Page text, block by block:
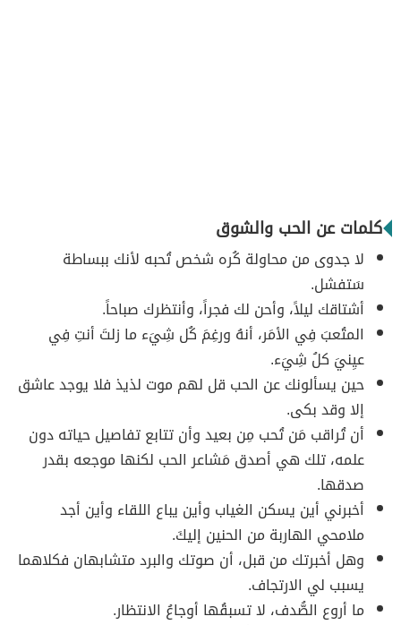
كلمات عن الحب والشوق
‏لا جدوى من محاولة كُره شخص تُحبه لأنك ببساطة
سَتفشل.
أشتاقك ليلاً، وأحن لك فجراً، وأنتظرك صباحاً.
المتُعبَ فِي الأمَر، أنهُ ورغِمَ كُل شِيَء ما زلتَ أنتِ فِي
عيِنيَ كلُ شِيَء.
حين يسألونك عن الحب قل لهم موت لذيذ فلا يوجد عاشق
إلا وقد بكى.
أن تُراقب مَن تُحب مِن بعيد وأن تتابع تفاصيل حياته دون
علمه، تلك هي أصدق مَشاعر الحب لكنها موجعه بقدر
صدقها.
أخبرني أين يسكن الغياب وأين يباع اللقاء وأين أجد
ملامحي الهاربة من الحنين إليكَ.
وهل أخبرتك من قبل، أن صوتك والبرد متشابهان فكلاهما
يسبب لي الارتجاف.
ما أروع الصُّدف، لا تسبقُها أوجاعُ الانتظار.